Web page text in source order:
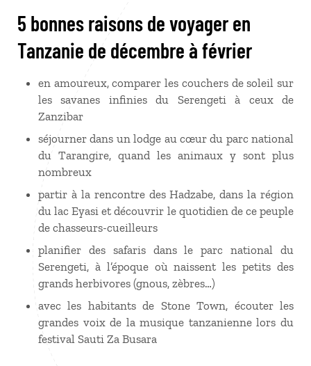
5 bonnes raisons de voyager en
Tanzanie de décembre à février
en amoureux, comparer les couchers de soleil sur
les savanes infinies du Serengeti à ceux de
Zanzibar
séjourner dans un lodge au cœur du parc national
du Tarangire, quand les animaux y sont plus
nombreux
partir à la rencontre des Hadzabe, dans la région
du lac Eyasi et découvrir le quotidien de ce peuple
de chasseurs-cueilleurs
planifier des safaris dans le parc national du
Serengeti, à l’époque où naissent les petits des
grands herbivores (gnous, zèbres…)
avec les habitants de Stone Town, écouter les
grandes voix de la musique tanzanienne lors du
festival Sauti Za Busara